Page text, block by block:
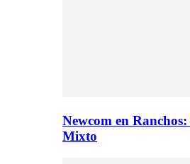
Newcom en
Mixto